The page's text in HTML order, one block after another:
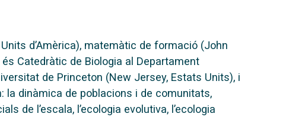
d’Amèrica), matemàtic de formació (John
Catedràtic de Biologia al Departament
de Princeton (New Jersey, Estats Units), i
la dinàmica de poblacions i de comunitats,
de l’escala, l’ecologia evolutiva, l’ecologia